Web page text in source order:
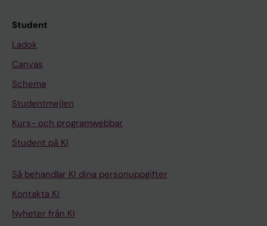
Student
Ladok
Canvas
Schema
Studentmejlen
Kurs- och programwebbar
Student på KI
Så behandlar KI dina personuppgifter
Kontakta KI
Nyheter från KI